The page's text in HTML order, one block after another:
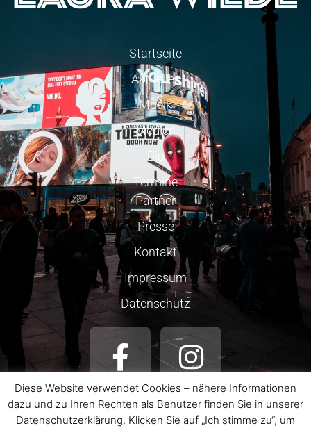
Startseite
Aktuelles
Musik
Medien
Bio
Termine
Partner
Presse
Kontakt
Impressum
Datenschutz
Diese Website verwendet Cookies – nähere Informationen
dazu und zu Ihren Rechten als Benutzer finden Sie in unserer
Datenschutzerklärung. Klicken Sie auf „Ich stimme zu“, um